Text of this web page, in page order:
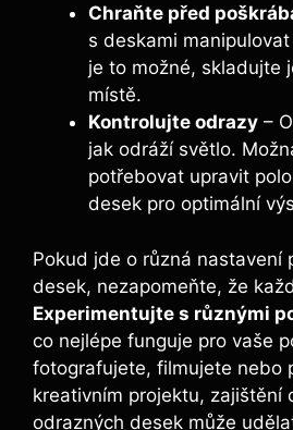
Chraňte před
s deskami⁣
je to‍ možné,​ skladujte
místě.
Kontrolujte⁤ odrazy –
jak odráží​ světlo.
‍potřebovat upravit
desek pro ‍optimální‍
Pokud jde o různá nastavení
desek, nezapomeňte, že
Experimentujte s různými
co nejlépe funguje pro vaše
fotografujete, filmujete nebo
‌kreativním projektu, zajištění
odrazných desek‌ může